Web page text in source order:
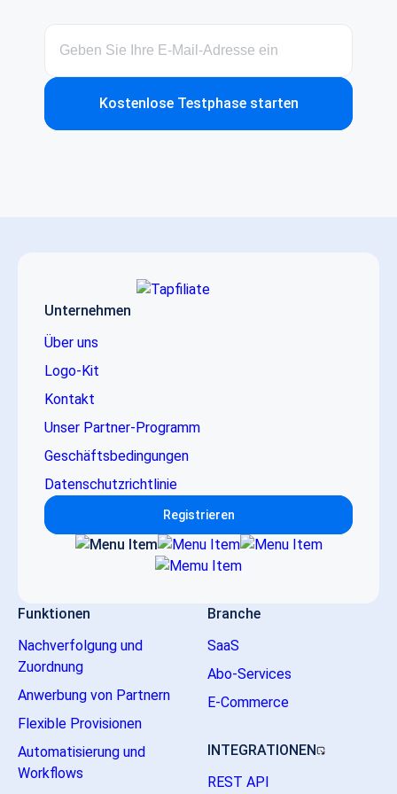
Kostenlose Testphase starten
Unternehmen
Über uns
Logo-Kit
Kontakt
Unser Partner-Programm
Geschäftsbedingungen
Datenschutzrichtlinie
Registrieren
Funktionen
Nachverfolgung und
Zuordnung
Anwerbung von Partnern
Flexible Provisionen
Automatisierung und
Workflows
Branche
SaaS
Abo-Services
E-Commerce
INTEGRATIONEN
REST API